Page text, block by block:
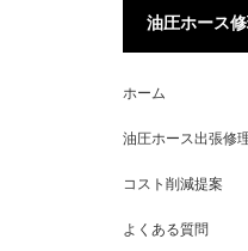
油圧ホース
ホーム
油圧ホース出張修
コスト削減提案
よくある質問